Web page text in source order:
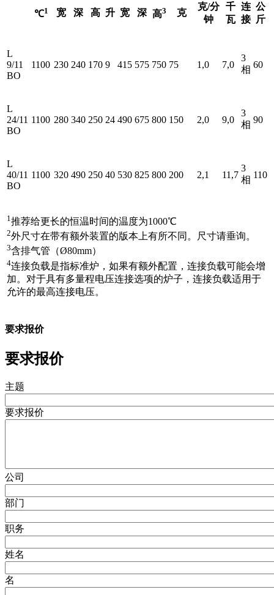
℃1 宽 深 高 升 宽 深 高3 克
克/分
钟
千
瓦
连
接
公
斤
L
9/11
BO
1100 230 240 170 9 415 575 750 75 1,0 7,0
3
相 60
L
24/11
BO
1100 280 340 250 24 490 675 800 150 2,0 9,0
3
相 90
L
40/11
BO
1100 320 490 250 40 530 825 800 200 2,1 11,7
3
相 110
1 推荐给更长的恒温时间的温度为1000℃
2外尺寸在带有额外装置的版本上有所不同。尺寸请垂询。
3含排气管（Ø80mm）
4连接负载是指标准炉，如果有额外配置，连接负载可能会增
加。对于具有多量程电压连接选项的炉子，连接负载适用于
允许的最高连接电压。
要求报价
要求报价
主题
要求报价
公司
部门
职务
姓名
名